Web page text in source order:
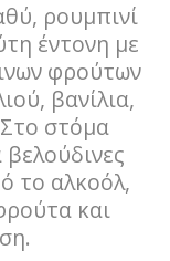
ρουμπινί
έντονη με
φρούτων
βανίλια,
στόμα
το αλκοόλ,
και